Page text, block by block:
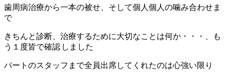
歯周病治療から一本の被せ、そして個人個人の噛み合わせま
で
きちんと診断、治療するために大切なことは何か・・・、も
う１度皆で確認 しました
パートのスタッフまで全員出席してくれたのは心強い限り